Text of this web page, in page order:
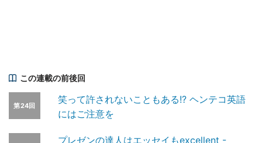
この連載の前後回
第24回
笑って許されないこともある!? ヘンテコ英語
にはご注意を
プレゼンの達人はエッセイもexcellent -